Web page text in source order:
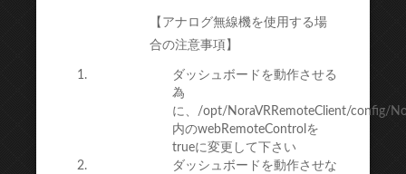
【アナログ無線機を使用する場
合の注意事項】
ダッシュボードを動作させる
為
に、/opt/NoraVRRemoteClient/config/
内のwebRemoteControlを
trueに変更して下さい
ダッシュボードを動作させな